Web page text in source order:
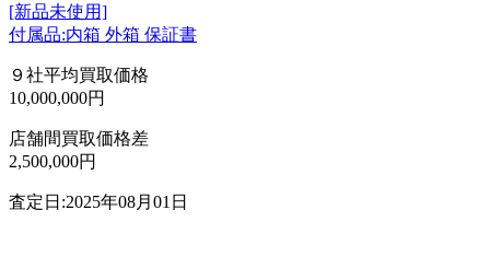
[新品未使用]
付属品:内箱 外箱 保証書
９社平均買取価格
10,000,000円
店舗間買取価格差
2,500,000円
査定日:2025年08月01日